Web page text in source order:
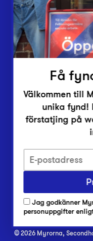
Inlämningsplatser
Om Myrorna
Lediga jobb
Pressrum
Integritetsskyddspolicy
Har du frågor om
Har du frågor om vår
Vanliga frågor om
© 2026 Myrorna,
Få
Välkommen till
unika fynd!
förstatjing på
Jag godkänner
personuppgifter